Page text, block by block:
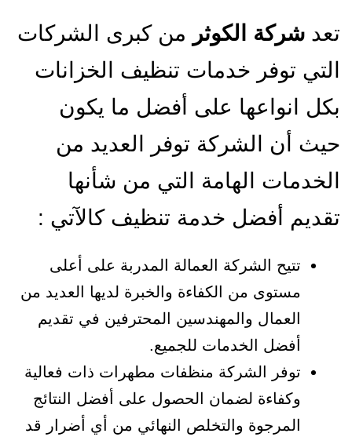
تعد شركة الكوثر من كبرى الشركات
التي توفر خدمات تنظيف الخزانات
بكل انواعها على أفضل ما يكون
حيث أن الشركة توفر العديد من
الخدمات الهامة التي من شأنها
تقديم أفضل خدمة تنظيف كالآتي :
تتيح الشركة العمالة المدربة على أعلى
مستوى من الكفاءة والخبرة لديها العديد من
العمال والمهندسين المحترفين في تقديم
أفضل الخدمات للجميع.
توفر الشركة منظفات مطهرات ذات فعالية
وكفاءة لضمان الحصول على أفضل النتائج
المرجوة والتخلص النهائي من أي أضرار قد